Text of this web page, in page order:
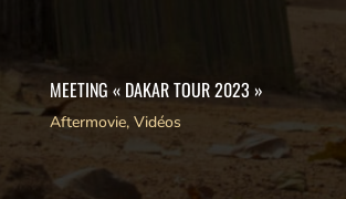
MEETING « DAKAR TOUR 2023 »
Aftermovie, Vidéos